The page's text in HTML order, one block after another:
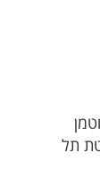
תל